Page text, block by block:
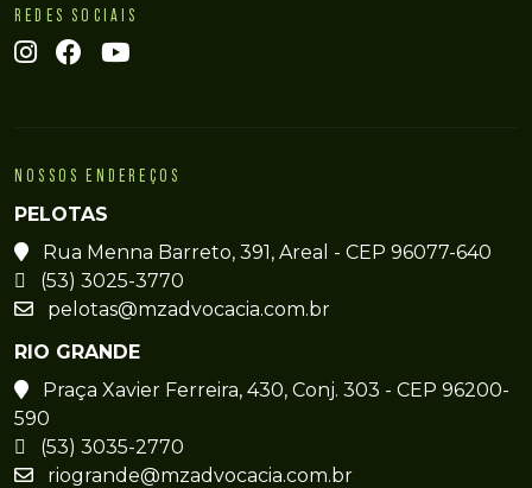
REDES SOCIAIS
NOSSOS ENDEREÇOS
PELOTAS
Rua Menna Barreto, 391, Areal - CEP 96077-640
(53) 3025-3770
pelotas@mzadvocacia.com.br
RIO GRANDE
Praça Xavier Ferreira, 430, Conj. 303 - CEP 96200-
590
(53) 3035-2770
riogrande@mzadvocacia.com.br